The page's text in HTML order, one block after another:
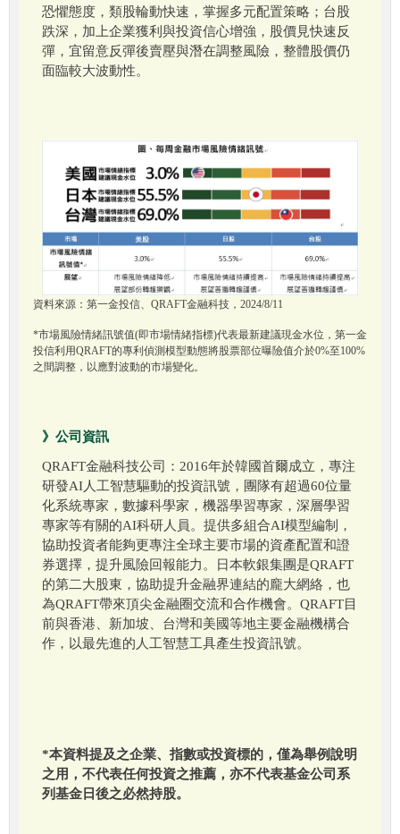
恐懼態度，類股輪動快速，掌握多元配置策略；台股
跌深，加上企業獲利與投資信心增強，股價見快速反
彈，宜留意反彈後賣壓與潛在調整風險，整體股價仍
面臨較大波動性。
資料來源：第一金投信、QRAFT金融科技，2024/8/11
*市場風險情緒訊號值(即市場情緒指標)代表最新建議現金水位，第一金
投信利用QRAFT的專利偵測模型動態將股票部位曝險值介於0%至100%
之間調整，以應對波動的市場變化。
》公司資訊
QRAFT金融科技公司：2016年於韓國首爾成立，專注
研發AI人工智慧驅動的投資訊號，團隊有超過60位量
化系統專家，數據科學家，機器學習專家，深層學習
專家等有關的AI科研人員。提供多組合AI模型編制，
協助投資者能夠更專注全球主要市場的資產配置和證
券選擇，提升風險回報能力。日本軟銀集團是QRAFT
的第二大股東，協助提升金融界連結的龐大網絡，也
為QRAFT帶來頂尖金融圈交流和合作機會。QRAFT目
前與香港、新加坡、台灣和美國等地主要金融機構合
作，以最先進的人工智慧工具產生投資訊號。
*本資料提及之企業、指數或投資標的，僅為舉例說明
之用，不代表任何投資之推薦，亦不代表基金公司系
列基金日後之必然持股。